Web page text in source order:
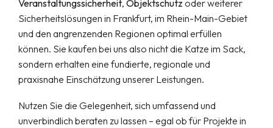
Veranstaltungssicherheit, Objektschutz oder weiterer
Sicherheitslösungen in Frankfurt, im Rhein-Main-Gebiet
und den angrenzenden Regionen optimal erfüllen
können. Sie kaufen bei uns also nicht die Katze im Sack,
sondern erhalten eine fundierte, regionale und
praxisnahe Einschätzung unserer Leistungen.
Nutzen Sie die Gelegenheit, sich umfassend und
unverbindlich beraten zu lassen – egal ob für Projekte in